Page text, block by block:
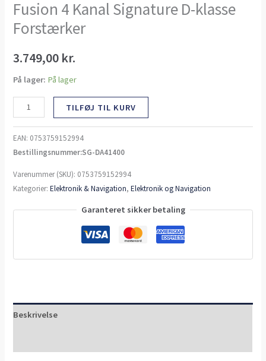
Fusion 4 Kanal Signature D-klasse
Forstærker
3.749,00 kr.
På lager: På lager
TILFØJ TIL KURV
EAN: 0753759152994
Bestillingsnummer:SG-DA41400
Varenummer (SKU): 0753759152994
Kategorier:Elektronik & Navigation,Elektronik og Navigation
Garanteret sikker betaling
Beskrivelse